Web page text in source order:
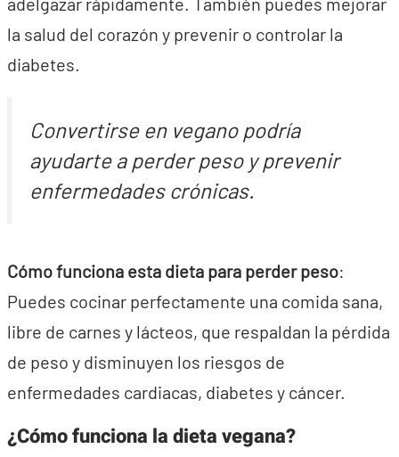
la salud del corazón y prevenir o controlar la
diabetes.
Convertirse en vegano podría
ayudarte a perder peso y prevenir
enfermedades crónicas.
Cómo funciona esta dieta para perder peso:
Puedes cocinar perfectamente una comida sana,
libre de carnes y lácteos, que respaldan la pérdida
de peso y disminuyen los riesgos de
enfermedades cardiacas, diabetes y cáncer.
¿Cómo funciona la dieta vegana?